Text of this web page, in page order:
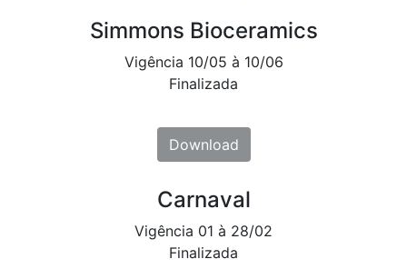
Simmons Bioceramics
Vigência 10/05 à 10/06
Finalizada
Downl​​o​​ad
Carnaval
Vigência 01 à 28/02
Finalizada